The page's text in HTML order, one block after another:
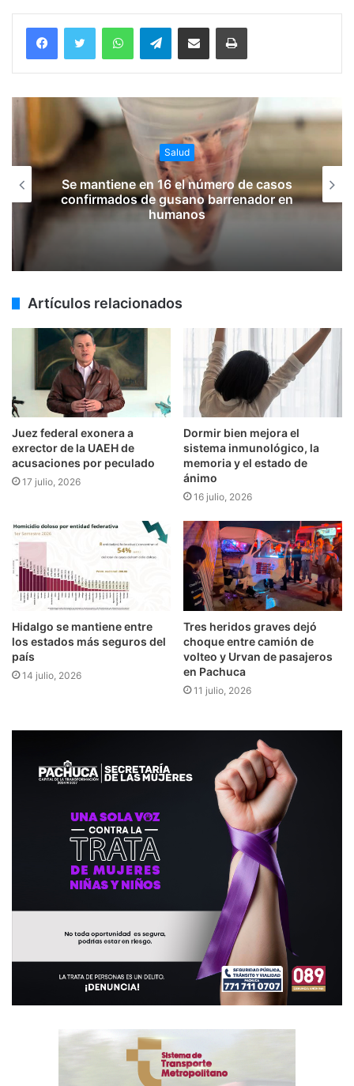
WhatsAppTelegramCompartir vía email Imprimir
Salud
Se mantiene en 16 el número de casos
confirmados de gusano barrenador en
humanos
Artículos relacionados
Juez federal exonera a
exrector de la UAEH de
acusaciones por peculado
17 julio, 2026
Dormir bien mejora el
sistema inmunológico, la
memoria y el estado de
ánimo
16 julio, 2026
Hidalgo se mantiene entre
los estados más seguros del
país
14 julio, 2026
Tres heridos graves dejó
choque entre camión de
volteo y Urvan de pasajeros
en Pachuca
11 julio, 2026